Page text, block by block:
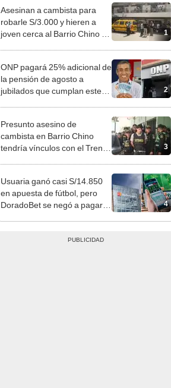
1
Asesinan a cambista para
robarle S/3.000 y hieren a
joven cerca al Barrio Chino en
2
ONP pagará 25% adicional de
la pensión de agosto a
jubilados que cumplan este
3
Presunto asesino de
cambista en Barrio Chino
tendría vínculos con el Tren
4
Usuaria ganó casi S/14.850
en apuesta de fútbol, pero
DoradoBet se negó a pagar: